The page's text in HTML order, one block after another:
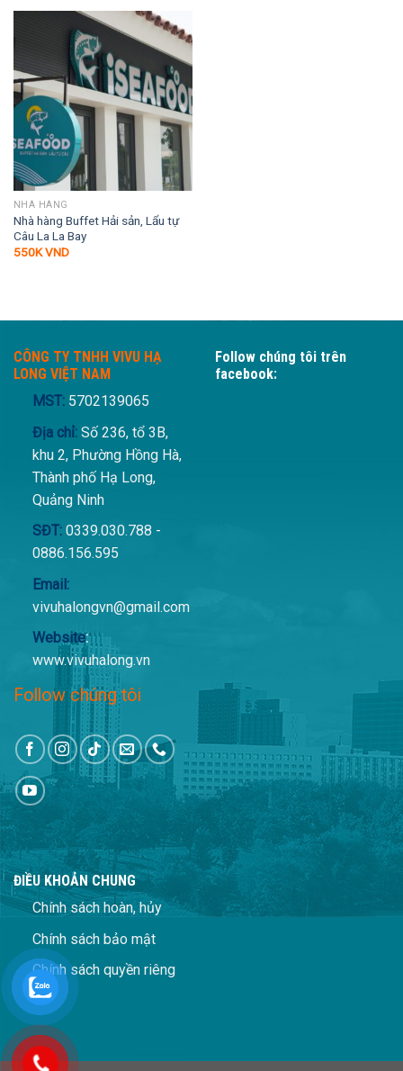
NHÀ HÀNG
Nhà hàng Buffet Hải sản, Lẩu tự
Câu La La Bay
550KVND
CÔNG TY TNHH VIVU HẠ
LONG VIỆT NAM
MST: 5702139065
Địa chỉ:Số 236, tổ 3B,
khu 2, Phường Hồng Hà,
Thành phố Hạ Long,
Quảng Ninh
SĐT:0339.030.788 -
0886.156.595
Email:
vivuhalongvn@gmail.com
Website:
www.vivuhalong.vn
Follow chúng tôi
Follow chúng tôi trên
facebook:
ĐIỀU KHOẢN CHUNG
Chính sách hoàn, hủy
Chính sách bảo mật
Chính sách quyền riêng
tư